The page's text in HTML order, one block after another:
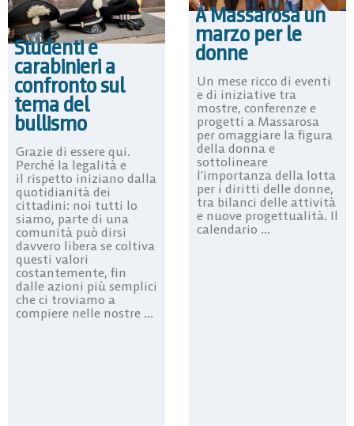
Studenti e
carabinieri a
confronto sul
tema del
bullismo
Grazie di essere qui.
Perché la legalità e
il rispetto iniziano dalla
quotidianità dei
cittadini: noi tutti lo
siamo, parte di una
comunità può dirsi
davvero libera se coltiva
questi valori
costantemente, fin
dalle azioni più semplici
che ci troviamo a
compiere nelle nostre ...
A Massarosa un
marzo per le
donne
Un mese ricco di eventi
e di iniziative tra
mostre, conferenze e
progetti a Massarosa
per omaggiare la figura
della donna e
sottolineare
l’importanza della lotta
per i diritti delle donne,
tra bilanci delle attività
e nuove progettualità. Il
calendario ...